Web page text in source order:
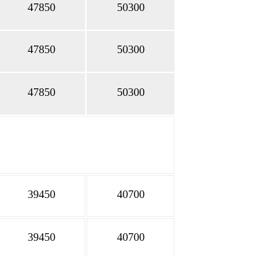
47850 50300
47850 50300
47850 50300
39450 40700
39450 40700